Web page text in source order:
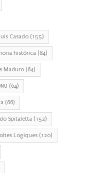
Casado (155)
histórica (84)
Maduro (64)
(64)
(66)
Spitaletta (152)
Logiques (120)